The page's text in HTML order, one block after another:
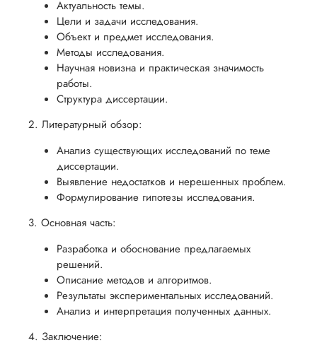
Актуальность темы.
Цели и задачи исследования.
Объект и предмет исследования.
Методы исследования.
Научная новизна и практическая значимость
работы.
Структура диссертации.
2. Литературный обзор:
Анализ существующих исследований по теме
диссертации.
Выявление недостатков и нерешенных проблем.
Формулирование гипотезы исследования.
3. Основная часть:
Разработка и обоснование предлагаемых
решений.
Описание методов и алгоритмов.
Результаты экспериментальных исследований.
Анализ и интерпретация полученных данных.
4. Заключение: